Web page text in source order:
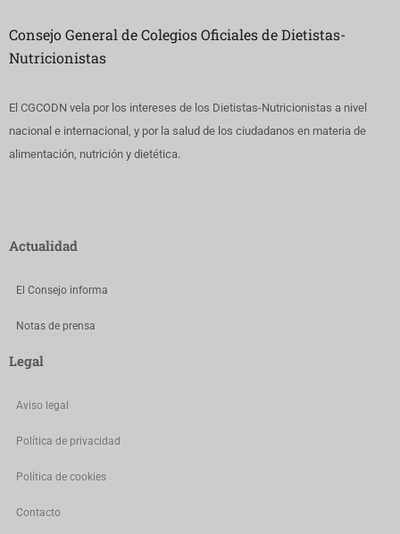
Consejo General de Colegios Oficiales de Dietistas-
Nutricionistas
El CGCODN vela por los intereses de los Dietistas-Nutricionistas a nivel
nacional e internacional, y por la salud de los ciudadanos en materia de
alimentación, nutrición y dietética.
Actualidad
El Consejo informa
Notas de prensa
Legal
Aviso legal
Política de privacidad
Política de cookies
Contacto